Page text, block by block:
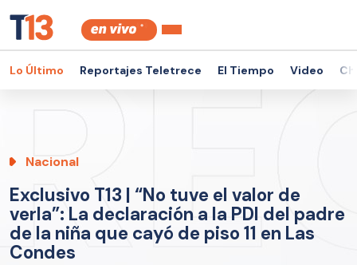
Lo Último Reportajes Teletrece El Tiempo Video
Nacional
Exclusivo T13 | “No tuve el valor de
verla”: La declaración a la PDI del padre
de la niña que cayó de piso 11 en Las
Condes